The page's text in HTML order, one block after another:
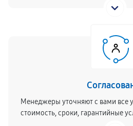
Менеджеры уточняют с вами все
стоимость, сроки, гарантийные